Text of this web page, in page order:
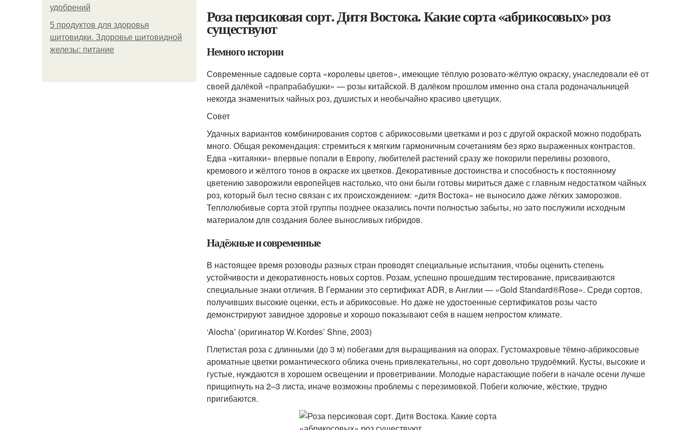
удобрений
5 продуктов для здоровья
щитовидки. Здоровье щитовидной
железы: питание
Роза персиковая сорт. Дитя Востока. Какие сорта «абрикосовых» роз
существуют
Немного истории
Современные садовые сорта «королевы цветов», имеющие тёплую розовато-жёлтую окраску, унаследовали её от
своей далёкой «пра­прабабушки» — розы китайской. В далёком прошлом именно она стала родоначальницей
некогда знаменитых чайных роз, душистых и необычайно красиво цветущих.
Совет
Удачных вариантов комбинирования сортов с абрикосовыми цветками и роз с другой окраской можно подобрать
много. Общая рекомендация: стремиться к мягким гармоничным сочетаниям без ярко выраженных контрастов.
Едва «китаянки» впервые попали в Европу, любителей растений сразу же покорили переливы розового,
кремового и жёлтого тонов в окраске их цветков. Декоративные достоинства и способность к постоянному
цветению заворожили европейцев настолько, что они были готовы мириться даже с главным недостатком чайных
роз, который был тесно связан с их происхождением: «дитя Востока» не выносило даже лёгких заморозков.
Теплолюбивые сорта этой группы позднее оказались почти полностью забыты, но зато послужили исходным
материалом для создания более выносливых гибридов.
Надёжные и современные
В настоящее время розоводы разных стран проводят специальные испытания, чтобы оценить степень
устойчивости и декоративность новых сортов. Розам, успешно прошедшим тестирование, присваиваются
специальные знаки отличия. В Германии это сертификат ADR, в Англии — «Gold Standard®Rose». Среди сортов,
получивших высокие оценки, есть и абрикосовые. Но даже не удостоенные сертификатов розы часто
демонстрируют завидное здоровье и хорошо показывают себя в нашем непростом климате.
‘Alocha’ (оригинатор W. Kordes’ Shne, 2003)
Плетистая роза с длинными (до 3 м) побегами для выращивания на опорах. Густомахровые тёмно-абрикосовые
ароматные цветки романтического облика очень привлекательны, но сорт довольно трудоёмкий. Кусты, высокие и
густые, нуждаются в хорошем освещении и проветривании. Молодые нарастающие побеги в начале осени лучше
прищипнуть на 2–3 листа, иначе возможны проблемы с перезимовкой. Побеги колючие, жёсткие, трудно
пригибаются.